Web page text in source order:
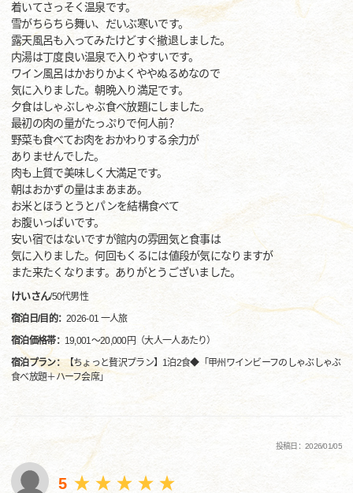
着いてさっそく温泉です。
雪がちらちら舞い、だいぶ寒いです。
露天風呂も入ってみたけどすぐ撤退しました。
内湯は丁度良い温泉で入りやすいです。
ワイン風呂はかおりかよくややぬるめなので
気に入りました。朝晩入り満足です。
夕食はしゃぶしゃぶ食べ放題にしました。
最初の肉の量がたっぷりで何人前？
野菜も食べてお肉をおかわりする余力が
ありませんでした。
肉も上質で美味しく大満足です。
朝はおかずの量はまあまあ。
お米とほうとうとパンを結構食べて
お腹いっぱいです。
安い宿ではないですが館内の雰囲気と食事は
気に入りました。何回もくるには値段が気になりますが
また来たくなります。ありがとうございました。
けいさん/50代男性
宿泊日/目的：2026-01 一人旅
宿泊価格帯： 19,001～20,000円（大人一人あたり）
宿泊プラン：
【ちょっと贅沢プラン】1泊2食◆「甲州ワインビーフのしゃぶしゃぶ
食べ放題＋ハーフ会席」
投稿日：2026/01/05
5